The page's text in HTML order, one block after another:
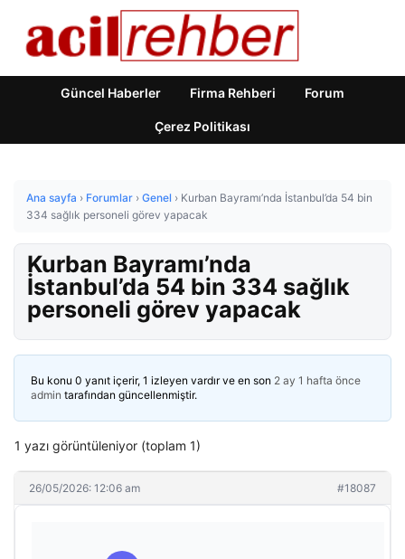
Güncel Haberler Firma Rehberi Forum
Çerez Politikası
Ana sayfa › Forumlar › Genel › Kurban Bayramı’nda İstanbul’da 54 bin
334 sağlık personeli görev yapacak
Kurban Bayramı’nda
İstanbul’da 54 bin 334 sağlık
personeli görev yapacak
Bu konu 0 yanıt içerir, 1 izleyen vardır ve en son 2 ay 1 hafta önce
admin tarafından güncellenmiştir.
1 yazı görüntüleniyor (toplam 1)
26/05/2026: 12:06 am #18087